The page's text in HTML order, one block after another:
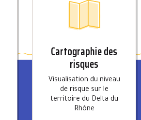
Cartographie des
risques
Visualisation du niveau
de risque sur le
territoire du Delta du
Rhône